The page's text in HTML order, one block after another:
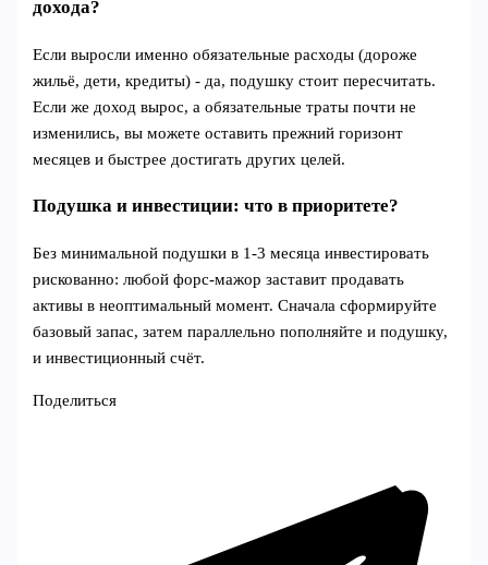
дохода?
Если выросли именно обязательные расходы (дороже
жильё, дети, кредиты) - да, подушку стоит пересчитать.
Если же доход вырос, а обязательные траты почти не
изменились, вы можете оставить прежний горизонт
месяцев и быстрее достигать других целей.
Подушка и инвестиции: что в приоритете?
Без минимальной подушки в 1-3 месяца инвестировать
рискованно: любой форс-мажор заставит продавать
активы в неоптимальный момент. Сначала сформируйте
базовый запас, затем параллельно пополняйте и подушку,
и инвестиционный счёт.
Поделиться